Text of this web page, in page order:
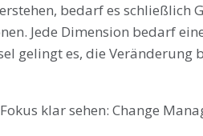
bedarf es schließlich
Jede Dimension bedarf
gelingt es, die Veränderung
klar sehen: Change